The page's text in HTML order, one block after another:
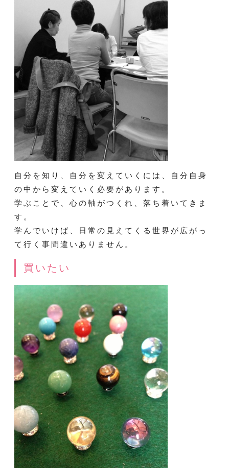
自分を知り、自分を変えていくには、自分自身
の中から変えていく必要があります。
学ぶことで、心の軸がつくれ、落ち着いてきま
す。
学んでいけば、日常の見えてくる世界が広がっ
て行く事間違いありません。
買いたい